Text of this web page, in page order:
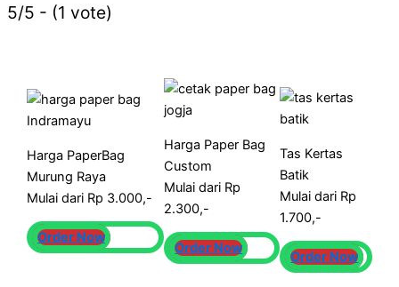
5/5 - (1 vote)
Harga PaperBag
Murung Raya
Mulai dari Rp 3.000,-
Order Now
Harga Paper Bag
Custom
Mulai dari Rp
2.300,-
Order Now
Tas Kertas
Batik
Mulai dari Rp
1.700,-
Order Now